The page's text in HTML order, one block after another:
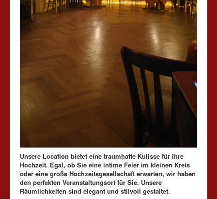
Unsere Location bietet eine traumhafte Kulisse für Ihre
Hochzeit. Egal, ob Sie eine intime Feier im kleinen Kreis
oder eine große Hochzeitsgesellschaft erwarten, wir haben
den perfekten Veranstaltungsort für Sie. Unsere
Räumlichkeiten sind elegant und stilvoll gestaltet.